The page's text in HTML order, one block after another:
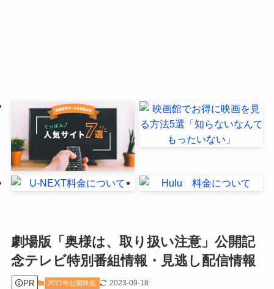
劇場版「奥様は、取り扱い注意」公開記
念テレビ特別番組情報・見逃し配信情報
PR 2021年公開映画 2023-09-18